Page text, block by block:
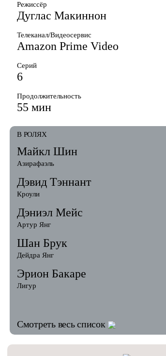
Режиссёр
Дуглас Макиннон
Телеканал/Видеосервис
Amazon Prime Video
Серий
6
Продолжительность
55 мин
В РОЛЯХ
Майкл Шин
Азирафаэль
Дэвид Тэннант
Кроули
Дэниэл Мейс
Артур Янг
Шан Брук
Дейдра Янг
Эрион Бакаре
Лигур
Смотреть весь список